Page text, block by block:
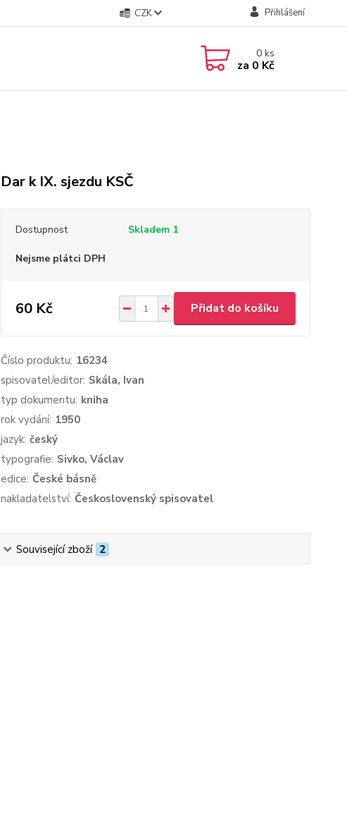
CZK Přihlášení
0ks
za 0 Kč
Dar k IX. sjezdu KSČ
Dostupnost Skladem 1
Nejsme plátci DPH
60 Kč Přidat do košíku
Číslo produktu: 16234
spisovatel/editor: Skála, Ivan
typ dokumentu: kniha
rok vydání: 1950
jazyk: český
typografie: Sivko, Václav
edice: České básně
nakladatelství: Československý spisovatel
Související zboží 2